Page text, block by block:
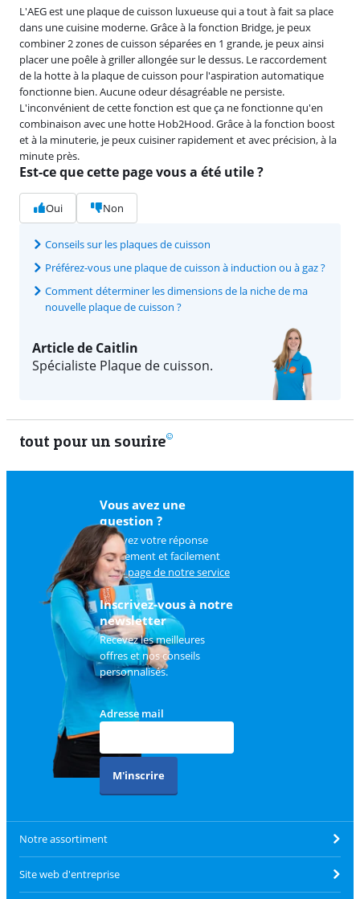
L'AEG est une plaque de cuisson luxueuse qui a tout à fait sa place
dans une cuisine moderne. Grâce à la fonction Bridge, je peux
combiner 2 zones de cuisson séparées en 1 grande, je peux ainsi
placer une poêle à griller allongée sur le dessus. Le raccordement
de la hotte à la plaque de cuisson pour l'aspiration automatique
fonctionne bien. Aucune odeur désagréable ne persiste.
L'inconvénient de cette fonction est que ça ne fonctionne qu'en
combinaison avec une hotte Hob2Hood. Grâce à la fonction boost
et à la minuterie, je peux cuisiner rapidement et avec précision, à la
minute près.
Est-ce que cette page vous a été utile ?
Oui Non
Conseils sur les plaques de cuisson
Préférez-vous une plaque de cuisson à induction ou à gaz ?
Comment déterminer les dimensions de la niche de ma
nouvelle plaque de cuisson ?
Article de Caitlin
Spécialiste Plaque de cuisson.
tout pour un sourire
Vous avez une
question ?
Trouvez votre réponse
rapidement et facilement
surla page de notre service
client.
Inscrivez-vous à notre
newsletter
Recevez les meilleures
offres et nos conseils
personnalisés.
Adresse mail
M'inscrire
Notre assortiment
Site web d'entreprise